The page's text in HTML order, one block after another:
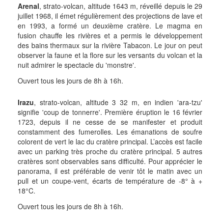
Arenal, strato-volcan, altitude 1643 m, réveillé depuis le 29
juillet 1968, il émet régulièrement des projections de lave et
en 1993, a formé un deuxième cratère. Le magma en
fusion chauffe les rivières et a permis le développement
des bains thermaux sur la rivière Tabacon. Le jour on peut
observer la faune et la flore sur les versants du volcan et la
nuit admirer le spectacle du 'monstre'.
Ouvert tous les jours de 8h à 16h.
Irazu, strato-volcan, altitude 3 32 m, en indien 'ara-tzu'
signifie 'coup de tonnerre'. Première éruption le 16 février
1723, depuis il ne cesse de se manifester et produit
constamment des fumerolles. Les émanations de soufre
colorent de vert le lac du cratère principal. L’accès est facile
avec un parking très proche du cratère principal. 5 autres
cratères sont observables sans difficulté. Pour apprécier le
panorama, il est préférable de venir tôt le matin avec un
pull et un coupe-vent, écarts de température de -8° à +
18°C.
Ouvert tous les jours de 8h à 16h.